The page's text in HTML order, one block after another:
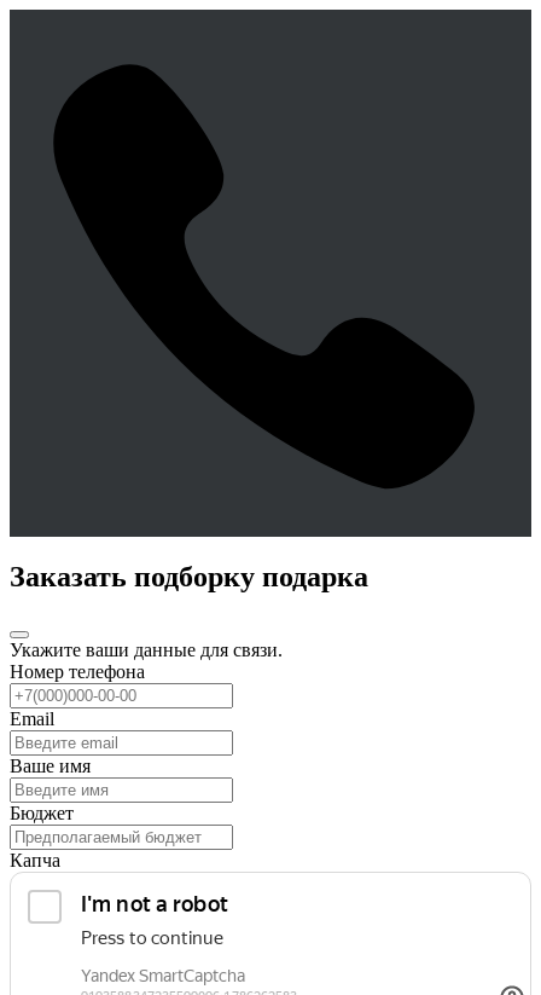
Заказать подборку подарка
Укажите ваши данные для связи.
Номер телефона
Email
Ваше имя
Бюджет
Капча